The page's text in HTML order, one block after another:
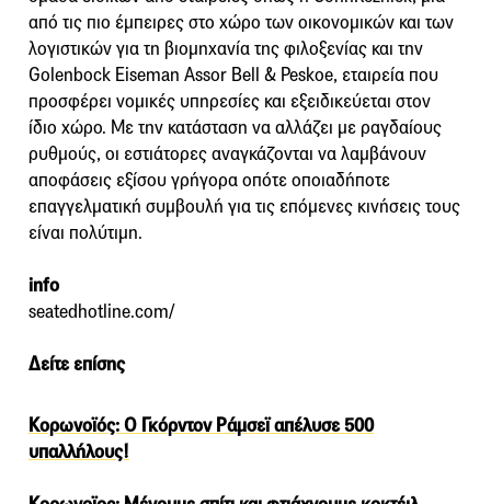
από τις πιο έμπειρες στο χώρο των οικονομικών και των
λογιστικών για τη βιομηχανία της φιλοξενίας και την
Golenbock Eiseman Assor Bell & Peskoe, εταιρεία που
προσφέρει νομικές υπηρεσίες και εξειδικεύεται στον
ίδιο χώρο. Με την κατάσταση να αλλάζει με ραγδαίους
ρυθμούς, οι εστιάτορες αναγκάζονται να λαμβάνουν
αποφάσεις εξίσου γρήγορα οπότε οποιαδήποτε
επαγγελματική συμβουλή για τις επόμενες κινήσεις τους
είναι πολύτιμη.
info
seatedhotline.com/
Δείτε επίσης
Κορωνοϊός: Ο Γκόρντον Ράμσεϊ απέλυσε 500
υπαλλήλους!